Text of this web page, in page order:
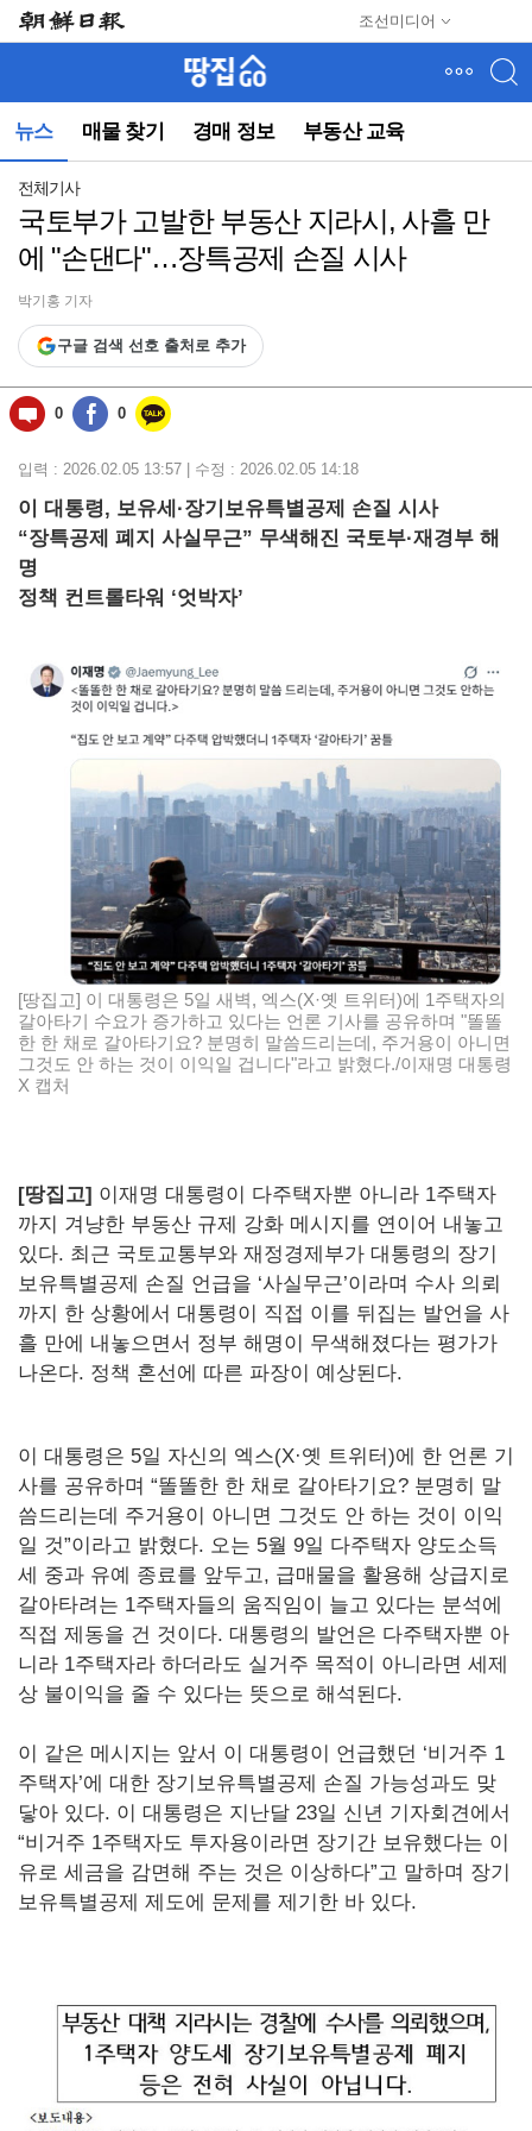
조선미디어
뉴스 매물 찾기 경매 정보 부동산 교육
뉴
(컨
동)
전체기사
국토부가 고발한 부동산 지라시, 사흘 만
에 "손댄다"…장특공제 손질 시사
박기홍 기자
구글 검색 선호 출처로 추가
0 0
입력 : 2026.02.05 13:57 | 수정 : 2026.02.05 14:18
이 대통령, 보유세·장기보유특별공제 손질 시사
“장특공제 폐지 사실무근” 무색해진 국토부·재경부 해
명
정책 컨트롤타워 ‘엇박자’
[땅집고] 이 대통령은 5일 새벽, 엑스(X·옛 트위터)에 1주택자의
갈아타기 수요가 증가하고 있다는 언론 기사를 공유하며 "똘똘
한 한 채로 갈아타기요? 분명히 말씀드리는데, 주거용이 아니면
그것도 안 하는 것이 이익일 겁니다"라고 밝혔다./이재명 대통령
X 캡처
[땅집고] 이재명 대통령이 다주택자뿐 아니라 1주택자
까지 겨냥한 부동산 규제 강화 메시지를 연이어 내놓고
있다. 최근 국토교통부와 재정경제부가 대통령의 장기
보유특별공제 손질 언급을 ‘사실무근’이라며 수사 의뢰
까지 한 상황에서 대통령이 직접 이를 뒤집는 발언을 사
흘 만에 내놓으면서 정부 해명이 무색해졌다는 평가가
나온다. 정책 혼선에 따른 파장이 예상된다.
이 대통령은 5일 자신의 엑스(X·옛 트위터)에 한 언론 기
사를 공유하며 “똘똘한 한 채로 갈아타기요? 분명히 말
씀드리는데 주거용이 아니면 그것도 안 하는 것이 이익
일 것”이라고 밝혔다. 오는 5월 9일 다주택자 양도소득
세 중과 유예 종료를 앞두고, 급매물을 활용해 상급지로
갈아타려는 1주택자들의 움직임이 늘고 있다는 분석에
직접 제동을 건 것이다. 대통령의 발언은 다주택자뿐 아
니라 1주택자라 하더라도 실거주 목적이 아니라면 세제
상 불이익을 줄 수 있다는 뜻으로 해석된다.
이 같은 메시지는 앞서 이 대통령이 언급했던 ‘비거주 1
주택자’에 대한 장기보유특별공제 손질 가능성과도 맞
닿아 있다. 이 대통령은 지난달 23일 신년 기자회견에서
“비거주 1주택자도 투자용이라면 장기간 보유했다는 이
유로 세금을 감면해 주는 것은 이상하다”고 말하며 장기
보유특별공제 제도에 문제를 제기한 바 있다.